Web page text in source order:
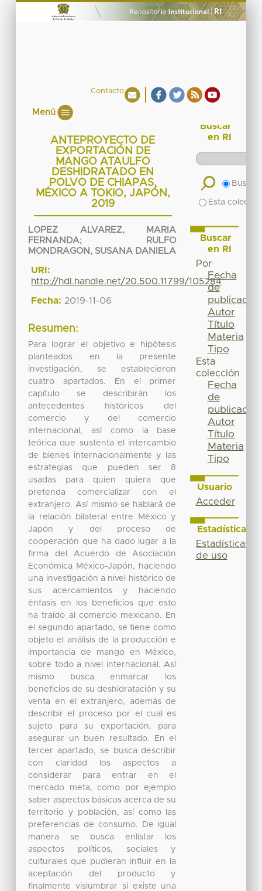
Contacto
Menú
ANTEPROYECTO DE
EXPORTACIÓN DE
MANGO ATAULFO
DESHIDRATADO EN
POLVO DE CHIAPAS,
MÉXICO A TOKIO, JAPÓN,
2019
LOPEZ ALVAREZ, MARIA
FERNANDA;
RULFO
MONDRAGON, SUSANA DANIELA
URI:
http://hdl.handle.net/20.500.11799/105284
Fecha: 2019-11-06
Resumen:
Para lograr el objetivo e hipótesis
planteados en la presente
investigación, se establecieron
cuatro apartados. En el primer
capítulo se describirán los
antecedentes históricos del
comercio y del comercio
internacional, así como la base
teórica que sustenta el intercambio
de bienes internacionalmente y las
estrategias que pueden ser 8
usadas para quien quiera que
pretenda comercializar con el
extranjero. Así mismo se hablará de
la relación bilateral entre México y
Japón y del proceso de
cooperación que ha dado lugar a la
firma del Acuerdo de Asociación
Económica México-Japón, haciendo
una investigación a nivel histórico de
sus acercamientos y haciendo
énfasis en los beneficios que esto
ha traído al comercio mexicano. En
el segundo apartado, se tiene como
objeto el análisis de la producción e
importancia de mango en México,
sobre todo a nivel internacional. Así
mismo busca enmarcar los
beneficios de su deshidratación y su
venta en el extranjero, además de
describir el proceso por el cual es
sujeto para su exportación, para
asegurar un buen resultado. En el
tercer apartado, se busca describir
con claridad los aspectos a
considerar para entrar en el
mercado meta, como por ejemplo
saber aspectos básicos acerca de su
territorio y población, así como las
preferencias de consumo. De igual
manera se busca enlistar los
aspectos políticos, sociales y
culturales que pudieran influir en la
aceptación del producto y
finalmente vislumbrar si existe una
Buscar
en RI
Buscar
Esta
Buscar
en RI
Por
Fecha
de
publicación
Autor
Título
Materia
Tipo
Esta
colección
Fecha
de
publicación
Autor
Título
Materia
Tipo
Usuario
Acceder
Estadísticas
Estadísticas
de uso